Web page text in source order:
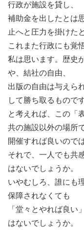
行政が施設を貸し、
補助金を出したとは
止へと圧力を掛けた
これまた行政にも覚
私は思います。歴史
や、結社の自由、
出版の自由は与えら
して勝ち取るものです
と考えれば、この「
共の施設以外の場所で
開催すれば良いので
それで、一人でも共
はないでしょうか。
いやむしろ、誰にも
保障されなくても
「堂々とやれば良い
はないでしょうか。